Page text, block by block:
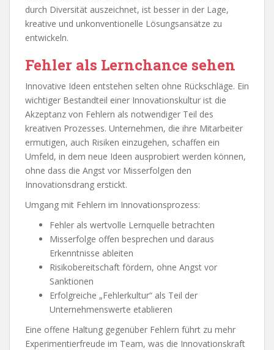
durch Diversität auszeichnet, ist besser in der Lage,
kreative und unkonventionelle Lösungsansätze zu
entwickeln.
Fehler als Lernchance sehen
Innovative Ideen entstehen selten ohne Rückschläge. Ein
wichtiger Bestandteil einer Innovationskultur ist die
Akzeptanz von Fehlern als notwendiger Teil des
kreativen Prozesses. Unternehmen, die ihre Mitarbeiter
ermutigen, auch Risiken einzugehen, schaffen ein
Umfeld, in dem neue Ideen ausprobiert werden können,
ohne dass die Angst vor Misserfolgen den
Innovationsdrang erstickt.
Umgang mit Fehlern im Innovationsprozess:
Fehler als wertvolle Lernquelle betrachten
Misserfolge offen besprechen und daraus
Erkenntnisse ableiten
Risikobereitschaft fördern, ohne Angst vor
Sanktionen
Erfolgreiche „Fehlerkultur“ als Teil der
Unternehmenswerte etablieren
Eine offene Haltung gegenüber Fehlern führt zu mehr
Experimentierfreude im Team, was die Innovationskraft